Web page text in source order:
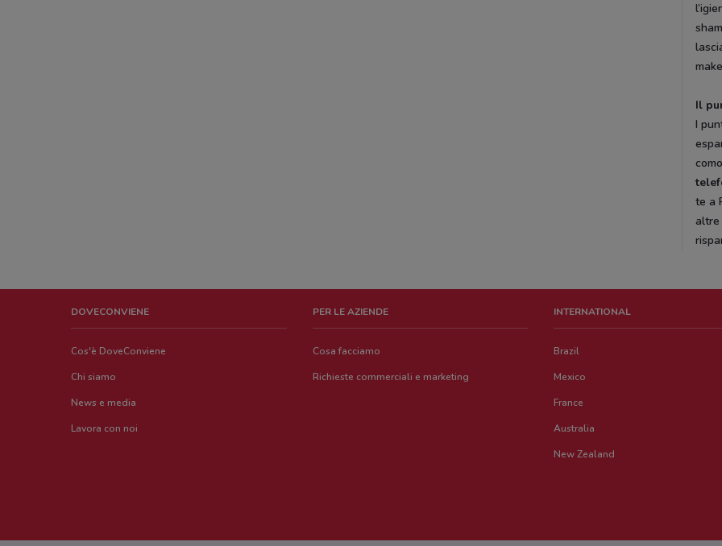
Il
I
te a
altre
DOVECONVIENE
Cos'è DoveConviene
Chi siamo
News e media
Lavora con noi
PER LE AZIENDE
Cosa facciamo
Richieste commerciali e marketing
INTERNATIONAL
Brazil
Mexico
France
Australia
New Zealand